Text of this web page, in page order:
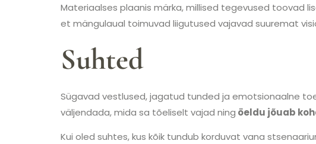
Materiaalses plaanis märka, millised tegevused toovad
et mängulaual toimuvad liigutused vajavad suuremat
Suhted
Sügavad vestlused, jagatud tunded ja emotsionaalne
väljendada, mida sa tõeliselt vajad ning öeldu jõuab
Kui oled suhtes, kus kõik tundub korduvat vana